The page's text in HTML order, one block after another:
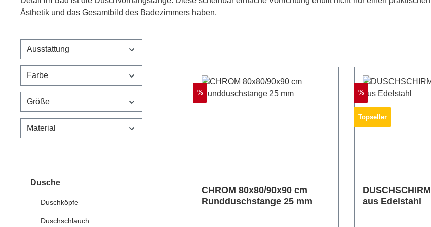
Ästhetik und das Gesamtbild des Badezimmers haben.
Ausstattung
Farbe
Größe
Material
Dusche
Duschköpfe
Duschschlauch
Rabatt
%
CHROM 80x80/90x90 cm
Rundduschstange 25 mm
Rabatt
%
Topseller
aus Edelstahl